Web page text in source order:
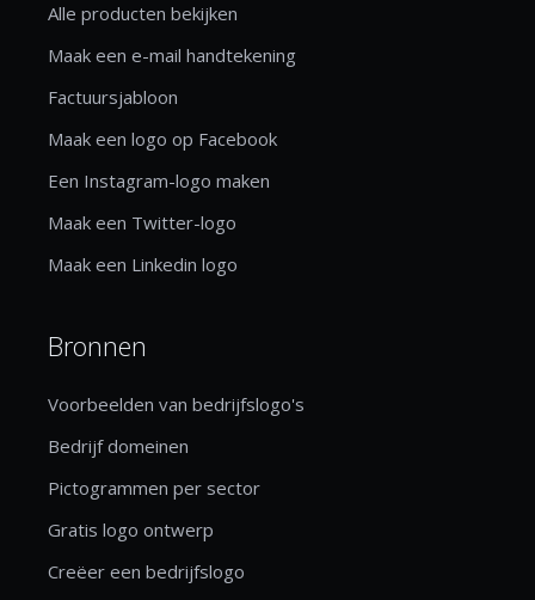
Alle producten bekijken
Maak een e-mail handtekening
Factuursjabloon
Maak een logo op Facebook
Een Instagram-logo maken
Maak een Twitter-logo
Maak een Linkedin logo
Bronnen
Voorbeelden van bedrijfslogo's
Bedrijf domeinen
Pictogrammen per sector
Gratis logo ontwerp
Creëer een bedrijfslogo